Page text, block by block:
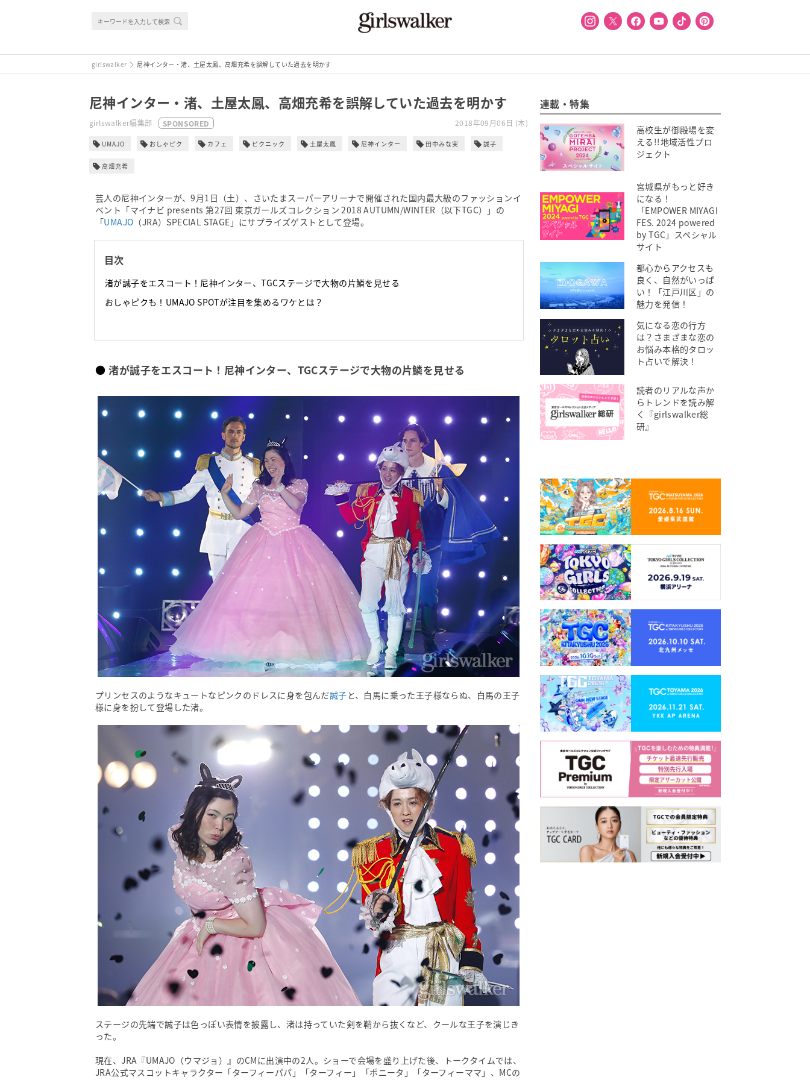
girlswalker 尼神インター・渚、土屋太鳳、高畑充希を誤解していた過去を明かす
尼神インター・渚、土屋太鳳、高畑充希を誤解していた過去を明かす
girlswalker編集部 SPONSORED 2018年09月06日 (木)
UMAJO おしゃピク カフェ ピクニック 土屋太鳳 尼神インター 田中みな実 誠子
高畑充希
芸人の尼神インターが、9月1日（土）、さいたまスーパーアリーナで開催された国内最大級のファッションイ
ベント「マイナビ presents 第27回 東京ガールズコレクション 2018 AUTUMN/WINTER（以下TGC）」の
「UMAJO （JRA）SPECIAL STAGE」にサプライズゲストとして登場。
目次
渚が誠子をエスコート！尼神インター、TGCステージで大物の片鱗を見せる
おしゃピクも！UMAJO SPOTが注目を集めるワケとは？
渚が誠子をエスコート！尼神インター、TGCステージで大物の片鱗を見せる
プリンセスのようなキュートなピンクのドレスに身を包んだ誠子 と、白馬に乗った王子様ならぬ、白馬の王子
様に身を扮して登場した渚。
ステージの先端で誠子は色っぽい表情を披露し、渚は持っていた剣を鞘から抜くなど、クールな王子を演じき
った。
現在、JRA『UMAJO（ウマジョ）』のCMに出演中の2人。ショーで会場を盛り上げた後、トークタイムでは、
JRA公式マスコットキャラクター「ターフィーパパ」「ターフィー」「ポニータ」「ターフィーママ」、MCの
連載・特集
高校生が御殿場を変
える!!地域活性プロ
ジェクト
宮城県がもっと好き
になる！
「EMPOWER MIYAGI
FES. 2024 powered
by TGC」スペシャル
サイト
都心からアクセスも
良く、自然がいっぱ
い！「江戸川区」の
魅力を発信！
気になる恋の行方
は？さまざまな恋の
お悩み本格的タロッ
ト占いで解決！
読者のリアルな声か
らトレンドを読み解
く『girlswalker総
研』